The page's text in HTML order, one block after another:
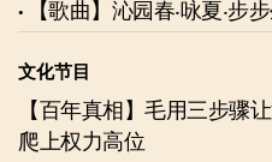
【歌曲】沁园春‧咏夏‧步
文化节目
【百年真相】毛用三步骤
爬上权力高位